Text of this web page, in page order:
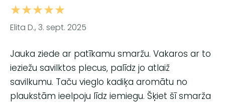
★★★★★
Elita D., 3. sept. 2025
Jauka ziede ar patīkamu smaržu. Vakaros ar to
ieziežu savilktos plecus, palīdz jo atlaiž
savilkumu. Taču vieglo kadiķa aromātu no
plaukstām ieelpoju līdz iemiegu. Šķiet šī smarža